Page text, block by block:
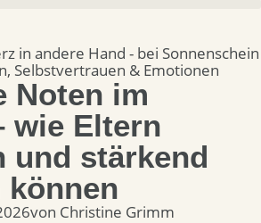
, Selbstvertrauen & Emotionen
Noten im
wie Eltern
und stärkend
können
von Christine Grimm